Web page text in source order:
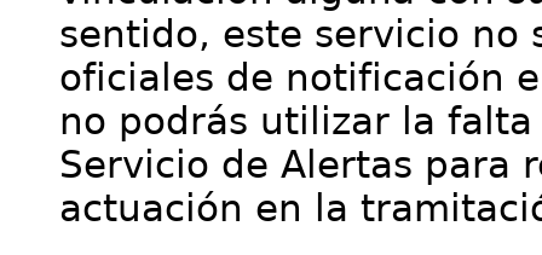
sentido, este servicio no
oficiales de notificación
no podrás utilizar la
Servicio de Alertas para
actuación en la